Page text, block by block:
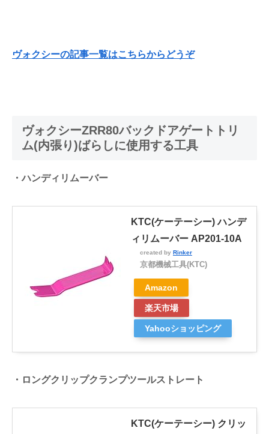
ヴォクシーの記事一覧はこちらからどうぞ
ヴォクシーZRR80バックドアゲートトリ
ム(内張り)ばらしに使用する工具
・ハンディリムーバー
KTC(ケーテーシー) ハンデ
ィリムーバー AP201-10A
created by Rinker
京都機械工具(KTC)
Amazon
楽天市場
Yahooショッピング
・ロングクリップクランプツールストレート
KTC(ケーテーシー) クリッ